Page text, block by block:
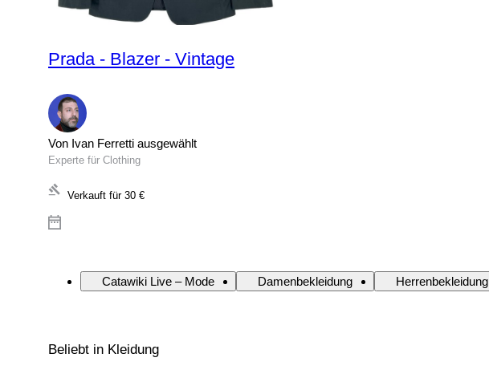
Prada - Blazer - Vintage
Von Ivan Ferretti ausgewählt
Experte für Clothing
Verkauft für 30 €
Catawiki Live – Mode Damenbekleidung Herrenbekleidung
Beliebt in Kleidung